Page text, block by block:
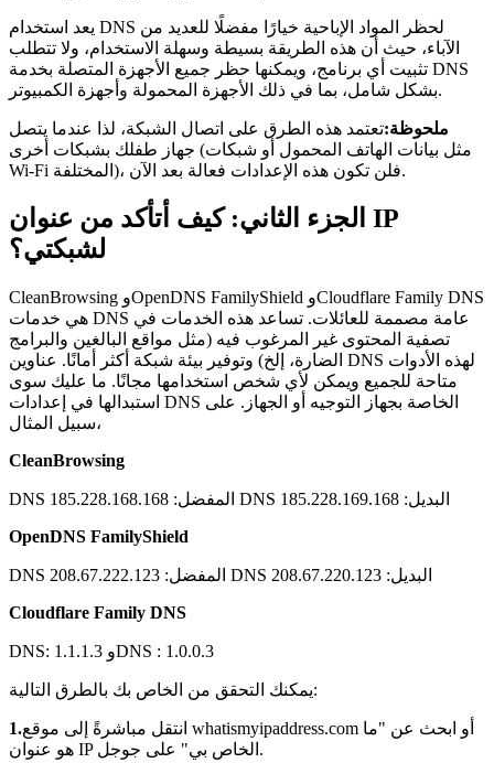
يعد استخدام DNS لحظر المواد الإباحية خيارًا مفضلًا للعديد من
الآباء، حيث أن هذه الطريقة بسيطة وسهلة الاستخدام، ولا تتطلب
تثبيت أي برنامج، ويمكنها حظر جميع الأجهزة المتصلة بخدمة DNS
بشكل شامل، بما في ذلك الأجهزة المحمولة وأجهزة الكمبيوتر.
ملحوظة:تعتمد هذه الطرق على اتصال الشبكة، لذا عندما يتصل
جهاز طفلك بشبكات أخرى (مثل بيانات الهاتف المحمول أو شبكات
Wi-Fi المختلفة)، فلن تكون هذه الإعدادات فعالة بعد الآن.
الجزء الثاني: كيف أتأكد من عنوان IP
لشبكتي؟
CleanBrowsing وOpenDNS FamilyShield وCloudflare Family DNS
هي خدمات DNS عامة مصممة للعائلات. تساعد هذه الخدمات في
تصفية المحتوى غير المرغوب فيه (مثل مواقع البالغين والبرامج
الضارة، إلخ) وتوفير بيئة شبكة أكثر أمانًا. عناوين DNS لهذه الأدوات
متاحة للجميع ويمكن لأي شخص استخدامها مجانًا. ما عليك سوى
استبدالها في إعدادات DNS الخاصة بجهاز التوجيه أو الجهاز. على
سبيل المثال،
CleanBrowsing
DNS المفضل: 185.228.168.168 DNS البديل: 185.228.169.168
OpenDNS FamilyShield
DNS المفضل: 208.67.222.123 DNS البديل: 208.67.220.123
Cloudflare Family DNS
DNS: 1.1.1.3 وDNS : 1.0.0.3
يمكنك التحقق من الخاص بك بالطرق التالية:
1.انتقل مباشرةً إلى موقع whatismyipaddress.com أو ابحث عن "ما
هو عنوان IP الخاص بي" على جوجل.